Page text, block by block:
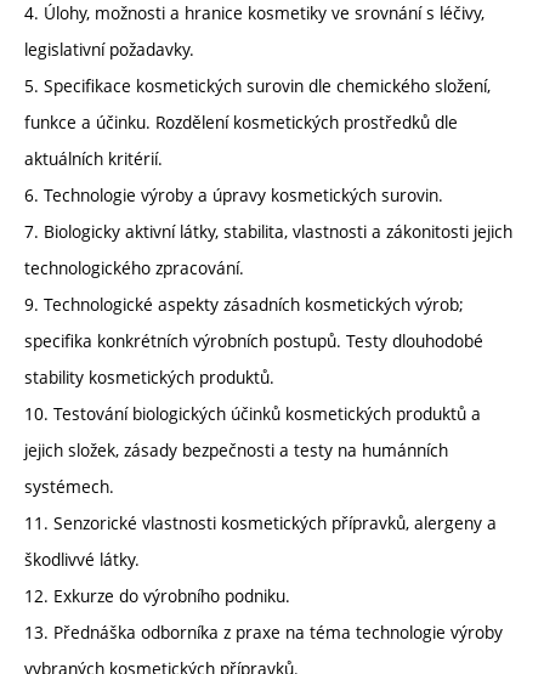
4. Úlohy, možnosti a hranice kosmetiky ve srovnání s léčivy,
legislativní požadavky.
5. Specifikace kosmetických surovin dle chemického složení,
funkce a účinku. Rozdělení kosmetických prostředků dle
aktuálních kritérií.
6. Technologie výroby a úpravy kosmetických surovin.
7. Biologicky aktivní látky, stabilita, vlastnosti a zákonitosti jejich
technologického zpracování.
9. Technologické aspekty zásadních kosmetických výrob;
specifika konkrétních výrobních postupů. Testy dlouhodobé
stability kosmetických produktů.
10. Testování biologických účinků kosmetických produktů a
jejich složek, zásady bezpečnosti a testy na humánních
systémech.
11. Senzorické vlastnosti kosmetických přípravků, alergeny a
škodlivvé látky.
12. Exkurze do výrobního podniku.
13. Přednáška odborníka z praxe na téma technologie výroby
vybraných kosmetických přípravků.